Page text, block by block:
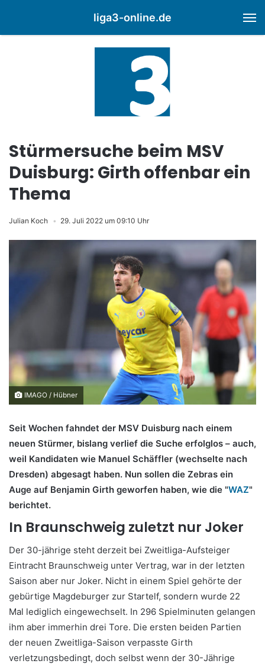
liga3-online.de
Stürmersuche beim MSV
Duisburg: Girth offenbar ein
Thema
Julian Koch 29. Juli 2022 um 09:10 Uhr
IMAGO / Hübner
Seit Wochen fahndet der MSV Duisburg nach einem
neuen Stürmer, bislang verlief die Suche erfolglos – auch,
weil Kandidaten wie Manuel Schäffler (wechselte nach
Dresden) abgesagt haben. Nun sollen die Zebras ein
Auge auf Benjamin Girth geworfen haben, wie die "WAZ"
berichtet.
In Braunschweig zuletzt nur Joker
Der 30-jährige steht derzeit bei Zweitliga-Aufsteiger
Eintracht Braunschweig unter Vertrag, war in der letzten
Saison aber nur Joker. Nicht in einem Spiel gehörte der
gebürtige Magdeburger zur Startelf, sondern wurde 22
Mal lediglich eingewechselt. In 296 Spielminuten gelangen
ihm aber immerhin drei Tore. Die ersten beiden Partien
der neuen Zweitliga-Saison verpasste Girth
verletzungsbedingt, doch selbst wenn der 30-Jährige